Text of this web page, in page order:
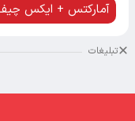
آمارکتس + ایکس
تبلیغات